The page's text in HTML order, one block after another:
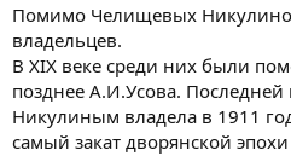
Помимо Челищевых
владельцев.
В XIX веке среди них были
позднее А.И.Усова.
Никулиным владела в 1911
самый закат дворянской